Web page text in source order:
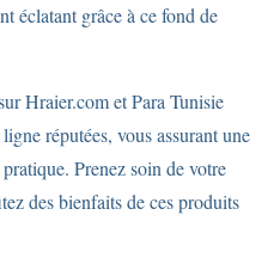
éclatant grâce à ce fond de
Hraier.com et Para Tunisie
réputées, vous assurant une
Prenez soin de votre
des bienfaits de ces produits